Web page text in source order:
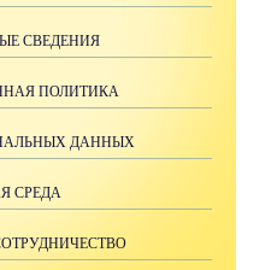
СВЕДЕНИЯ
ПОЛИТИКА
ДАННЫХ
СРЕДА